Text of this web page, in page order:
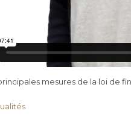
mesures de la loi de